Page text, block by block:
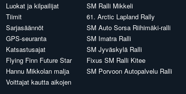
Luokat ja kilpailijat
Tiimit
Sarjasäännöt
GPS-seuranta
Katsastusajat
Flying Finn Future Star
Hannu Mikkolan malja
Voittajat kautta aikojen
SM Ralli Mikkeli
61. Arctic Lapland Rally
SM Auto Sorsa Riihimäki-ralli
SM Imatra Ralli
SM Jyväskylä Ralli
Fixus SM Ralli Kitee
SM Porvoon Autopalvelu Ralli